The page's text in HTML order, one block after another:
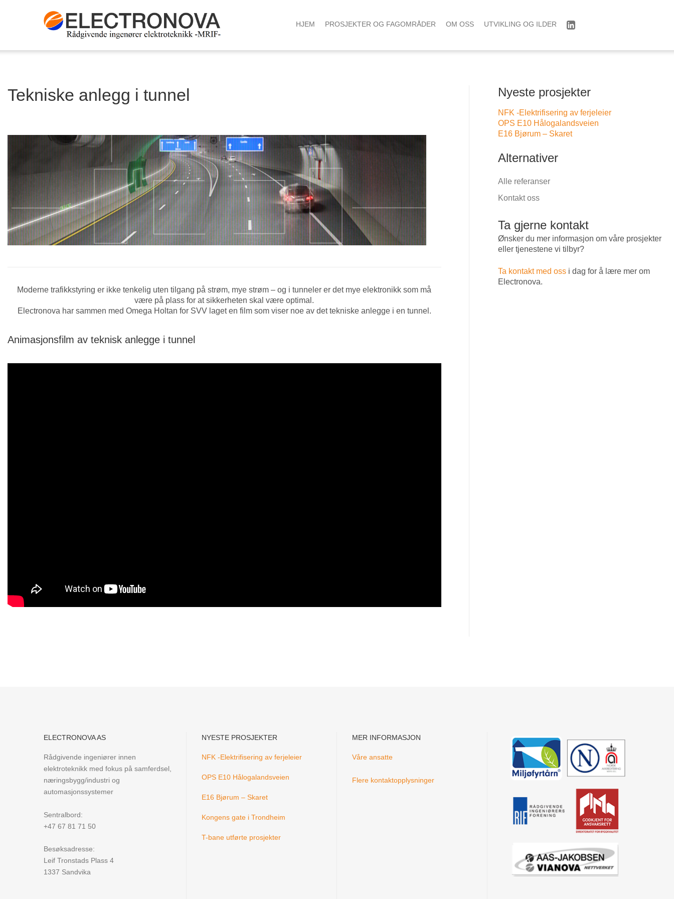
HJEM PROSJEKTER OG FAGOMRÅDER OM OSS UTVIKLING OG ILDER
Tekniske anlegg i tunnel
Moderne trafikkstyring er ikke tenkelig uten tilgang på strøm, mye strøm – og i tunneler er det mye elektronikk som må
være på plass for at sikkerheten skal være optimal.
Electronova har sammen med Omega Holtan for SVV laget en film som viser noe av det tekniske anlegge i en tunnel.
Animasjonsfilm av teknisk anlegge i tunnel
Nyeste prosjekter
NFK -Elektrifisering av ferjeleier
OPS E10 Hålogalandsveien
E16 Bjørum – Skaret
Alternativer
Alle referanser
Kontakt oss
Ta gjerne kontakt
Ønsker du mer informasjon om våre prosjekter
eller tjenestene vi tilbyr?
Ta kontakt med ossi dag for å lære mer om
Electronova.
ELECTRONOVA AS
Rådgivende ingeniører innen
elektroteknikk med fokus på samferdsel,
næringsbygg/industri og
automasjonssystemer
Sentralbord:
+47 67 81 71 50
Besøksadresse:
Leif Tronstads Plass 4
1337 Sandvika
NYESTE PROSJEKTER
NFK -Elektrifisering av ferjeleier
OPS E10 Hålogalandsveien
E16 Bjørum – Skaret
Kongens gate i Trondheim
T-bane utførte prosjekter
MER INFORMASJON
Våre ansatte
Flere kontaktopplysninger